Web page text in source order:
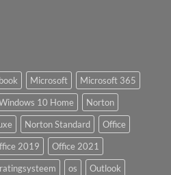
Microsoft
Microsoft 365
10 Home
Norton
Norton Standard
Office
2019
Office 2021
os
Outlook